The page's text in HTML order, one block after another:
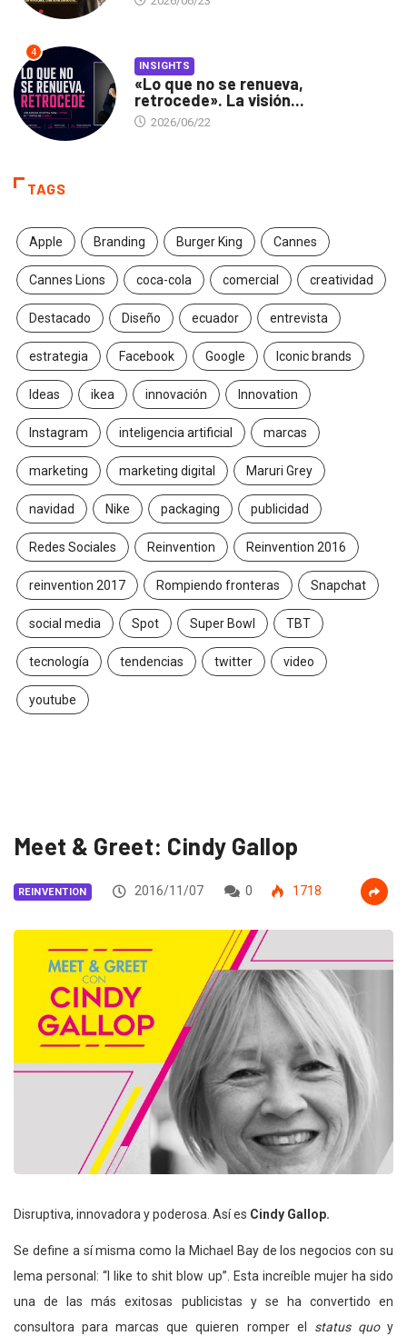
4
INSIGHTS
«Lo que no se renueva,
retrocede». La visión...
2026/06/22
TAGS
Apple Branding Burger King Cannes
Cannes Lions coca-cola comercial creatividad
Destacado Diseño ecuador entrevista
estrategia Facebook Google Iconic brands
Ideas ikea innovación Innovation
Instagram inteligencia artificial marcas
marketing marketing digital Maruri Grey
navidad Nike packaging publicidad
Redes Sociales Reinvention Reinvention 2016
reinvention 2017 Rompiendo fronteras Snapchat
social media Spot Super Bowl TBT
tecnología tendencias twitter video
youtube
Meet & Greet: Cindy Gallop
REINVENTION 2016/11/07 0 1718
Disruptiva, innovadora y poderosa. Así es Cindy Gallop.
Se define a sí misma como la Michael Bay de los negocios con su
lema personal: “I like to shit blow up”. Esta increíble mujer ha sido
una de las más exitosas publicistas y se ha convertido en
consultora para marcas que quieren romper el status quoy